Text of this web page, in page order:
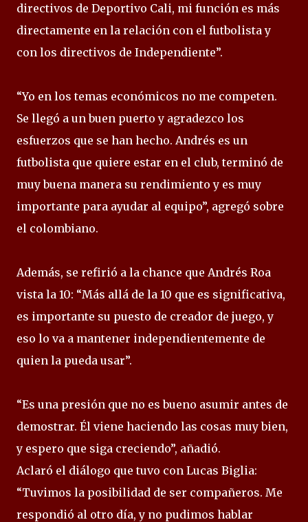
directivos de Deportivo Cali, mi función es más
directamente en la relación con el futbolista y
con los directivos de Independiente”.
“Yo en los temas económicos no me competen.
Se llegó a un buen puerto y agradezco los
esfuerzos que se han hecho. Andrés es un
futbolista que quiere estar en el club, terminó de
muy buena manera su rendimiento y es muy
importante para ayudar al equipo”, agregó sobre
el colombiano.
Además, se refirió a la chance que Andrés Roa
vista la 10: “Más allá de la 10 que es significativa,
es importante su puesto de creador de juego, y
eso lo va a mantener independientemente de
quien la pueda usar”.
“Es una presión que no es bueno asumir antes de
demostrar. Él viene haciendo las cosas muy bien,
y espero que siga creciendo”, añadió.
Aclaró el diálogo que tuvo con Lucas Biglia:
“Tuvimos la posibilidad de ser compañeros. Me
respondió al otro día, y no pudimos hablar